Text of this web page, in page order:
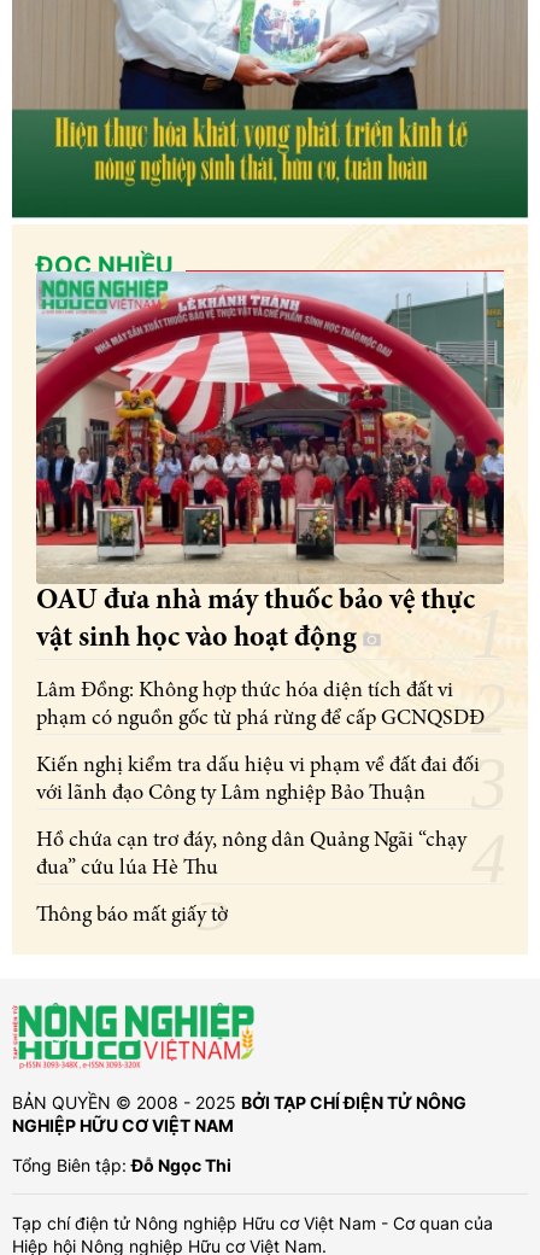
ĐỌC NHIỀU
OAU đưa nhà máy thuốc bảo vệ thực
vật sinh học vào hoạt động
Lâm Đồng: Không hợp thức hóa diện tích đất vi
phạm có nguồn gốc từ phá rừng để cấp GCNQSDĐ
Kiến nghị kiểm tra dấu hiệu vi phạm về đất đai đối
với lãnh đạo Công ty Lâm nghiệp Bảo Thuận
Hồ chứa cạn trơ đáy, nông dân Quảng Ngãi “chạy
đua” cứu lúa Hè Thu
Thông báo mất giấy tờ
BẢN QUYỀN © 2008 - 2025 BỞI TẠP CHÍ ĐIỆN TỬ NÔNG
NGHIỆP HỮU CƠ VIỆT NAM
Tổng Biên tập:Đỗ Ngọc Thi
Tạp chí điện tử Nông nghiệp Hữu cơ Việt Nam - Cơ quan của
Hiệp hội Nông nghiệp Hữu cơ Việt Nam.